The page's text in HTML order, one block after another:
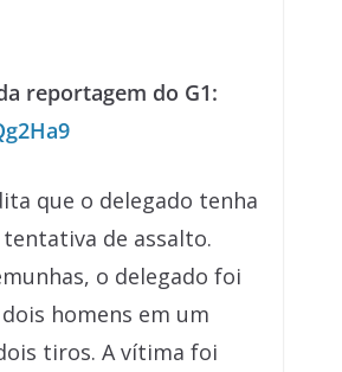
reportagem do G1:
que o delegado tenha
de assalto.
o delegado foi
homens em um
tiros. A vítima foi